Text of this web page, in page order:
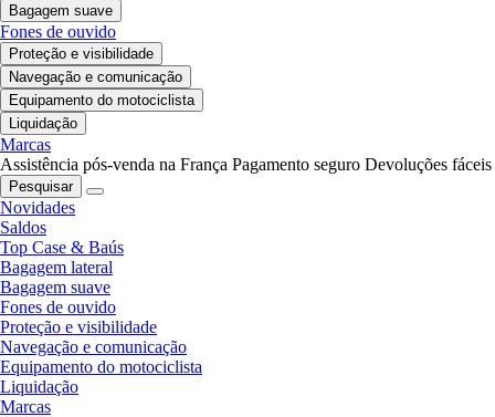
Bagagem suave
Fones de ouvido
Proteção e visibilidade
Navegação e comunicação
Equipamento do motociclista
Liquidação
Marcas
Assistência pós-venda na França Pagamento seguro Devoluções fáceis
Pesquisar
Novidades
Saldos
Top Case & Baús
Bagagem lateral
Bagagem suave
Fones de ouvido
Proteção e visibilidade
Navegação e comunicação
Equipamento do motociclista
Liquidação
Marcas